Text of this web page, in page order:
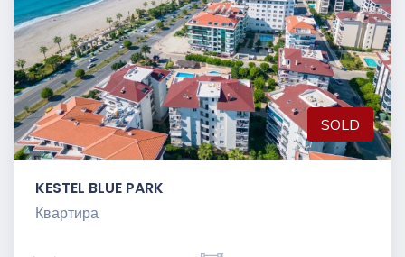
SOLD
KESTEL BLUE PARK
Квартира